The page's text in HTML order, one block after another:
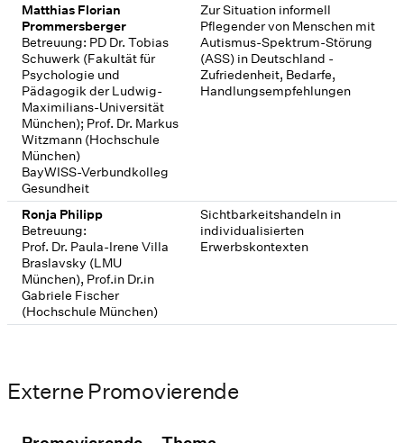
Matthias Florian
Prommersberger
Betreuung: PD Dr. Tobias
Schuwerk (Fakultät für
Psychologie und
Pädagogik der Ludwig-
Maximilians-Universität
München); Prof. Dr. Markus
Witzmann (Hochschule
München)
BayWISS-Verbundkolleg
Gesundheit
Zur Situation informell
Pflegender von Menschen mit
Autismus-Spektrum-Störung
(ASS) in Deutschland -
Zufriedenheit, Bedarfe,
Handlungsempfehlungen
Ronja Philipp
Betreuung:
Prof. Dr. Paula-Irene Villa
Braslavsky (LMU
München), Prof.in Dr.in
Gabriele Fischer
(Hochschule München)
Sichtbarkeitshandeln in
individualisierten
Erwerbskontexten
Externe Promovierende